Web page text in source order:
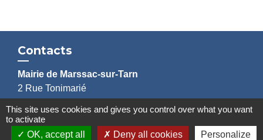
Contacts
Mairie de Marssac-sur-Tarn
2 Rue Tonimarié
+33 5 63 55 40 47
accueil@marssac-sur-tarn.fr
This site uses cookies and gives you control over what you want
to activate
OK, accept all
Deny all cookies Personalize